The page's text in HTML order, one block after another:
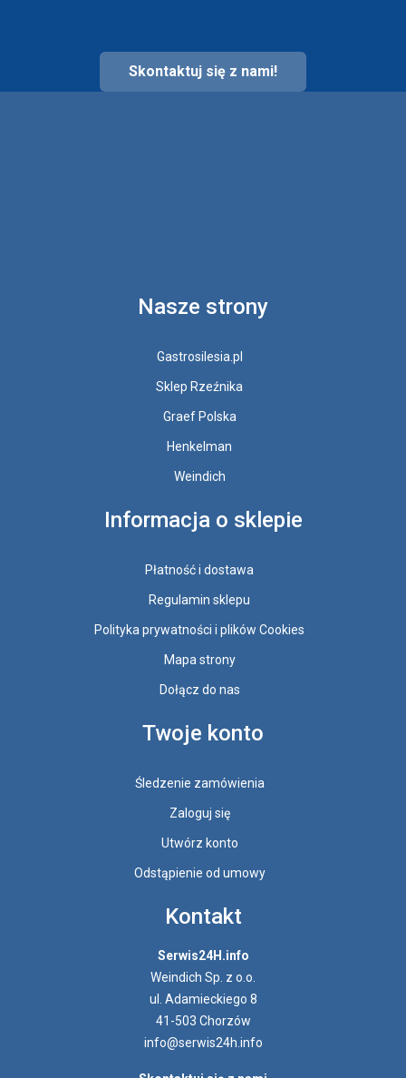
Skontaktuj się z nami!
Nasze strony
Gastrosilesia.pl
Sklep Rzeźnika
Graef Polska
Henkelman
Weindich
Informacja o sklepie
Płatność i dostawa
Regulamin sklepu
Polityka prywatności i plików Cookies
Mapa strony
Dołącz do nas
Twoje konto
Śledzenie zamówienia
Zaloguj się
Utwórz konto
Odstąpienie od umowy
Kontakt
Serwis24H.info
Weindich Sp. z o.o.
ul. Adamieckiego 8
41-503 Chorzów
info@serwis24h.info